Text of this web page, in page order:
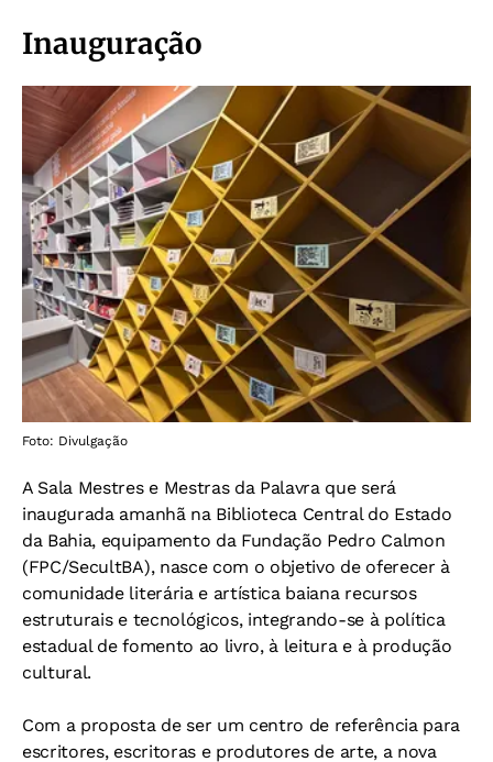
Inauguração
Foto: Divulgação
A Sala Mestres e Mestras da Palavra que será
inaugurada amanhã na Biblioteca Central do Estado
da Bahia, equipamento da Fundação Pedro Calmon
(FPC/SecultBA), nasce com o objetivo de oferecer à
comunidade literária e artística baiana recursos
estruturais e tecnológicos, integrando-se à política
estadual de fomento ao livro, à leitura e à produção
cultural.
Com a proposta de ser um centro de referência para
escritores, escritoras e produtores de arte, a nova